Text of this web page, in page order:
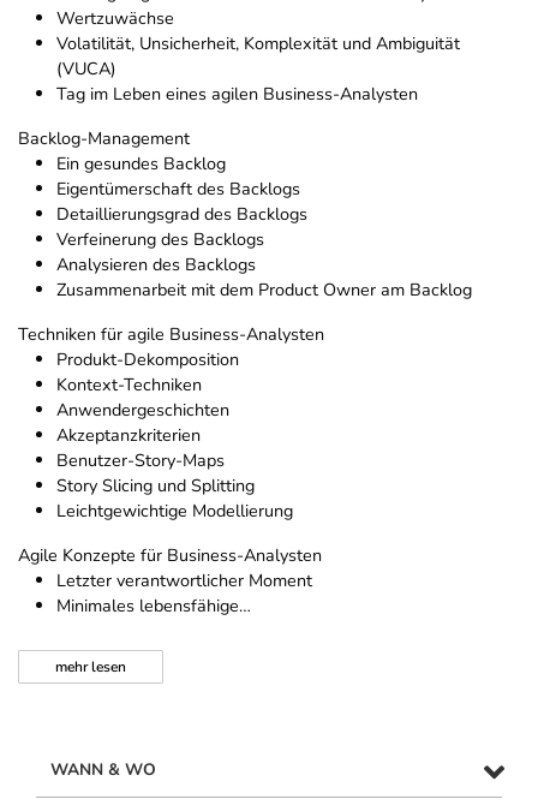
Wertzuwächse
Volatilität, Unsicherheit, Komplexität und Ambiguität
(VUCA)
Tag im Leben eines agilen Business-Analysten
Backlog-Management
Ein gesundes Backlog
Eigentümerschaft des Backlogs
Detaillierungsgrad des Backlogs
Verfeinerung des Backlogs
Analysieren des Backlogs
Zusammenarbeit mit dem Product Owner am Backlog
Techniken für agile Business-Analysten
Produkt-Dekomposition
Kontext-Techniken
Anwendergeschichten
Akzeptanzkriterien
Benutzer-Story-Maps
Story Slicing und Splitting
Leichtgewichtige Modellierung
Agile Konzepte für Business-Analysten
Letzter verantwortlicher Moment
Minimales lebensfähige…
mehrlesen
WANN & WO